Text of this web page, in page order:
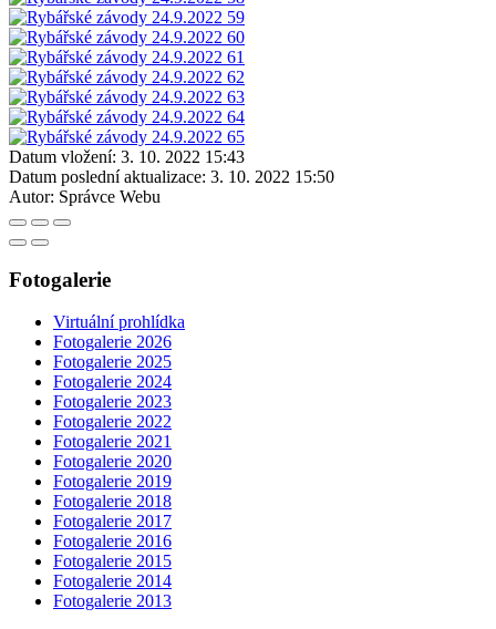
Datum vložení: 3. 10. 2022 15:43
Datum poslední aktualizace: 3. 10. 2022 15:50
Autor: Správce Webu
Fotogalerie
Virtuální prohlídka
Fotogalerie 2026
Fotogalerie 2025
Fotogalerie 2024
Fotogalerie 2023
Fotogalerie 2022
Fotogalerie 2021
Fotogalerie 2020
Fotogalerie 2019
Fotogalerie 2018
Fotogalerie 2017
Fotogalerie 2016
Fotogalerie 2015
Fotogalerie 2014
Fotogalerie 2013